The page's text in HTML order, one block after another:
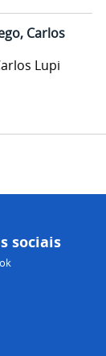
Carlos
Lupi
sociais